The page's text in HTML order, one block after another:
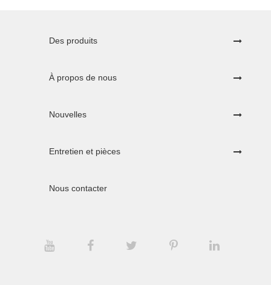
Des produits
À propos de nous
Nouvelles
Entretien et pièces
Nous contacter